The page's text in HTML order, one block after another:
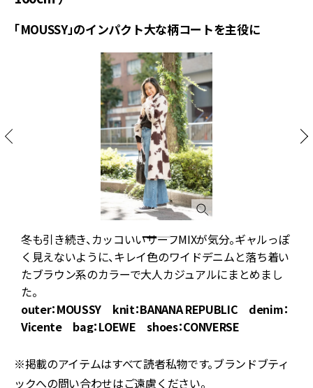
「MOUSSY」のインパクト大な柄コートを主役に
冬も引き続き、カッコいいサーフMIXが気分。ギャルっぽ
く見えないように、キレイ色のワイドデニムと落ち着い
たブラウン系のカラーで大人カジュアルにまとめまし
た。
outer：MOUSSY knit：BANANA REPUBLIC denim：
Vicente bag：LOEWE shoes：CONVERSE
※掲載のアイテムはすべて読者私物です。ブランドブティ
ックへの問い合わせはご遠慮ください。